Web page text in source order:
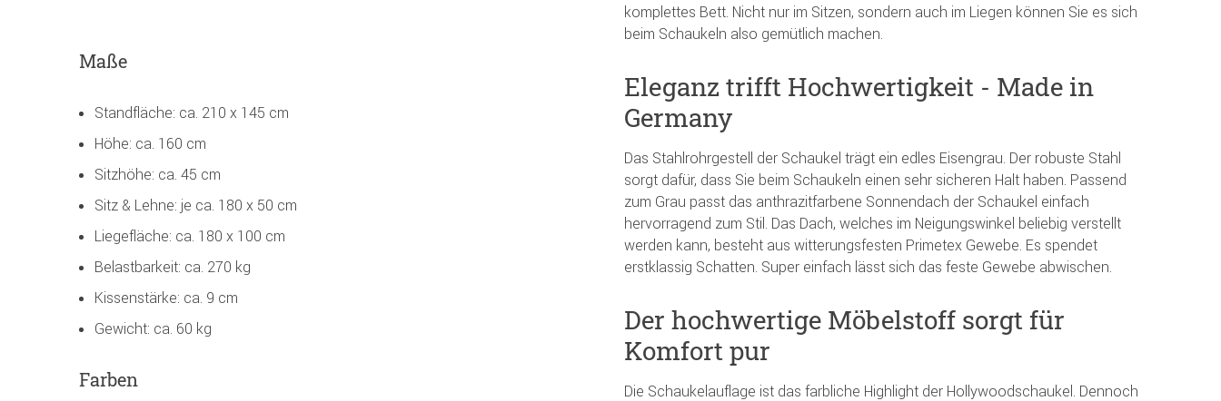
Maße
Standfläche: ca. 210 x 145 cm
Höhe: ca. 160 cm
Sitzhöhe: ca. 45 cm
Sitz & Lehne: je ca. 180 x 50 cm
Liegefläche: ca. 180 x 100 cm
Belastbarkeit: ca. 270 kg
Kissenstärke: ca. 9 cm
Gewicht: ca. 60 kg
Farben
komplettes Bett. Nicht nur im Sitzen, sondern auch im Liegen können Sie es sich
beim Schaukeln also gemütlich machen.
Eleganz trifft Hochwertigkeit - Made in
Germany
Das Stahlrohrgestell der Schaukel trägt ein edles Eisengrau. Der robuste Stahl
sorgt dafür, dass Sie beim Schaukeln einen sehr sicheren Halt haben. Passend
zum Grau passt das anthrazitfarbene Sonnendach der Schaukel einfach
hervorragend zum Stil. Das Dach, welches im Neigungswinkel beliebig verstellt
werden kann, besteht aus witterungsfesten Primetex Gewebe. Es spendet
erstklassig Schatten. Super einfach lässt sich das feste Gewebe abwischen.
Der hochwertige Möbelstoff sorgt für
Komfort pur
Die Schaukelauflage ist das farbliche Highlight der Hollywoodschaukel. Dennoch